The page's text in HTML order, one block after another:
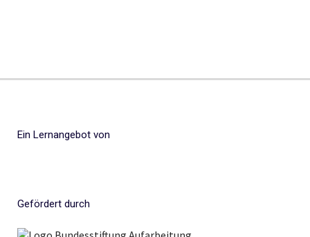
Ein Lernangebot von
Gefördert durch